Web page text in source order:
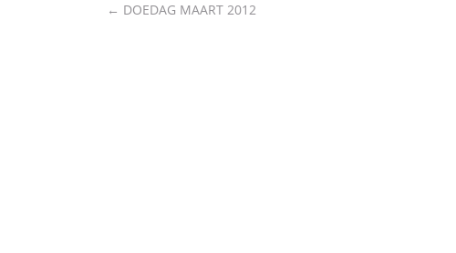
Post
← DOEDAG MAART 2012